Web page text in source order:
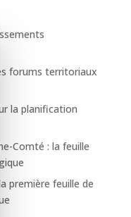
forums territoriaux
la planification
Comté : la feuille
première feuille de